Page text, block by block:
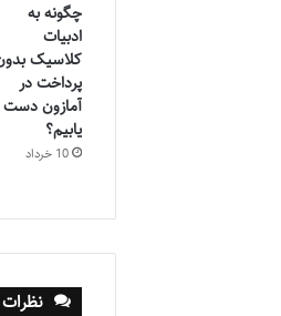
چگونه به
ادبیات
کلاسیک
پرداخت در
آمازون دست
یابیم؟
10 خرداد
نظرات